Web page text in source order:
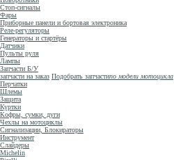
Стоп-сигналы
Фары
Приборные панели и бортовая электроника
Реле-регуляторы
Генераторы и стартёры
Датчики
Пульты руля
Лампы
Запчасти Б/У
запчасти на заказ Подобрать запчастипо модели мотоцикла
Перчатки
Шлемы
Защита
Куртки
Кофры, сумки, дуги
Чехлы на мотоциклы
Сигнализации, Блокираторы
Инструмент
Слайдеры
Michelin